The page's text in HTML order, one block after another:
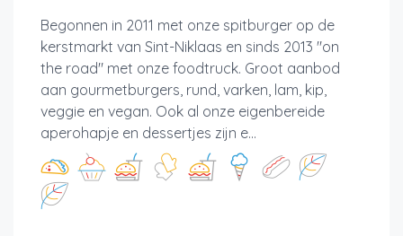
Begonnen in 2011 met onze spitburger op de
kerstmarkt van Sint-Niklaas en sinds 2013 "on
the road" met onze foodtruck. Groot aanbod
aan gourmetburgers, rund, varken, lam, kip,
veggie en vegan. Ook al onze eigenbereide
aperohapje en dessertjes zijn e...